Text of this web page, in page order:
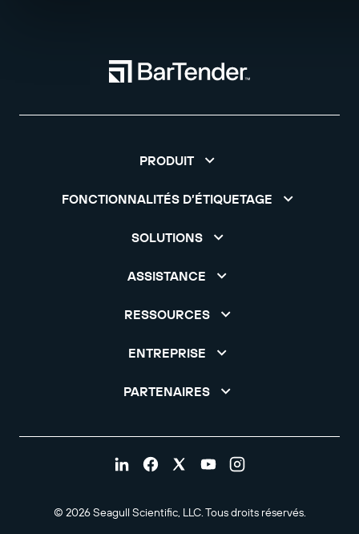
PRODUIT
FONCTIONNALITÉS D’ÉTIQUETAGE
SOLUTIONS
ASSISTANCE
RESSOURCES
ENTREPRISE
PARTENAIRES
© 2026 Seagull Scientific, LLC. Tous droits réservés.